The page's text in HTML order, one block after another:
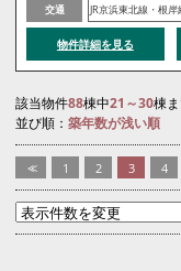
交通
JR京浜東北線・根
物件詳細を見る
該当物件88棟中21～30棟
並び順： 築年数が浅い順
<< 1 2 3 4